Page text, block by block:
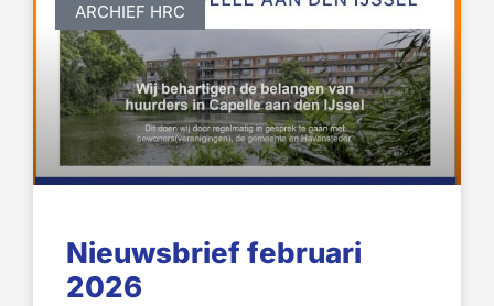
ARCHIEF HRC
Nieuwsbrief februari
2026